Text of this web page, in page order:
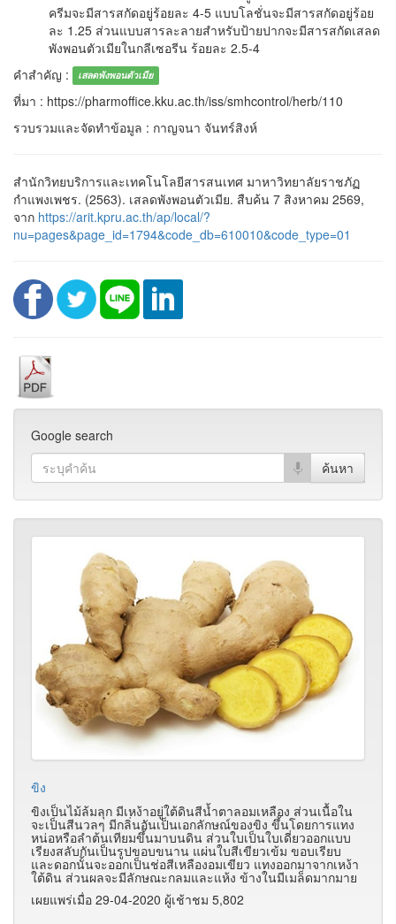
ครีมจะมีสารสกัดอยู่ร้อยละ 4-5 แบบโลชั่นจะมีสารสกัดอยู่ร้อย
ละ 1.25 ส่วนแบบสารละลายสำหรับป้ายปากจะมีสารสกัดเสลด
พังพอนตัวเมียในกลีเซอรีน ร้อยละ 2.5-4
คำสำคัญ :
เสลดพังพอนตัวเมีย
ที่มา : https://pharmoffice.kku.ac.th/iss/smhcontrol/herb/110
รวบรวมและจัดทำข้อมูล : กาญจนา จันทร์สิงห์
สำนักวิทยบริการและเทคโนโลยีสารสนเทศ มาหาวิทยาลัยราชภัฏ
กำแพงเพชร. (2563). เสลดพังพอนตัวเมีย. สืบค้น 7 สิงหาคม 2569,
จาก https://arit.kpru.ac.th/ap/local/?
nu=pages&page_id=1794&code_db=610010&code_type=01
Google search
ขิง
ขิงเป็นไม้ล้มลุก มีเหง้าอยู่ใต้ดินสีน้ำตาลอมเหลือง ส่วนเนื้อใน
จะเป็นสีนวลๆ มีกลิ่นอันเป็นเอกลักษณ์ของขิง ขึ้นโดยการแทง
หน่อหรือลำต้นเทียมขึ้นมาบนดิน ส่วนใบเป็นใบเดี่ยวออกแบบ
เรียงสลับกันเป็นรูปขอบขนาน แผ่นใบสีเขียวเข้ม ขอบเรียบ
และดอกนั้นจะออกเป็นช่อสีเหลืองอมเขียว แทงออกมาจากเหง้า
ใต้ดิน ส่วนผลจะมีลักษณะกลมและแห้ง ข้างในมีเมล็ดมากมาย
เผยแพร่เมื่อ 29-04-2020 ผู้เช้าชม 5,802